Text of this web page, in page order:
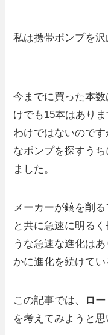
私は携帯ポンプを沢
今までに買った本
けでも15本はあり
わけではないので
なポンプを探すう
ました。
メーカーが鎬を削
と共に急速に明る
うな急速な進化は
かに進化を続けてい
この記事では、
ロ
を考えてみようと思